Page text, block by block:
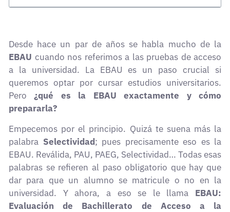
Desde hace un par de años se habla mucho de la
EBAU cuando nos referimos a las pruebas de acceso
a la universidad. La EBAU es un paso crucial si
queremos optar por cursar estudios universitarios.
Pero ¿qué es la EBAU exactamente y cómo
prepararla?
Empecemos por el principio. Quizá te suena más la
palabra Selectividad; pues precisamente eso es la
EBAU. Reválida, PAU, PAEG, Selectividad… Todas esas
palabras se refieren al paso obligatorio que hay que
dar para que un alumno se matricule o no en la
universidad. Y ahora, a eso se le llama EBAU:
Evaluación de Bachillerato de Acceso a la